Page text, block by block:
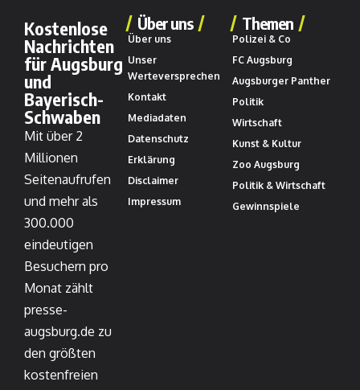
Kostenlose
Nachrichten
für Augsburg
und
Bayerisch-
Schwaben
Mit über 2
Millionen
Seitenaufrufen
und mehr als
300.000
eindeutigen
Besuchern pro
Monat zählt
presse-
augsburg.de zu
den größten
kostenfreien
Über uns
Über uns
Unser
Werteversprechen
Kontakt
Mediadaten
Datenschutz
Erklärung
Disclaimer
Impressum
Themen
Polizei & Co
FC Augsburg
Augsburger Panther
Politik
Wirtschaft
Kunst & Kultur
Zoo Augsburg
Politik & Wirtschaft
Gewinnspiele